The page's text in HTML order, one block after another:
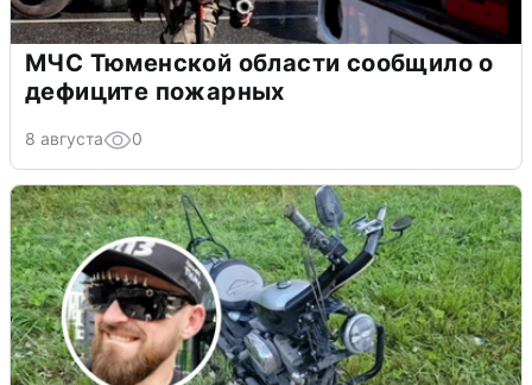
МЧС Тюменской области сообщило о
дефиците пожарных
8 августа 0